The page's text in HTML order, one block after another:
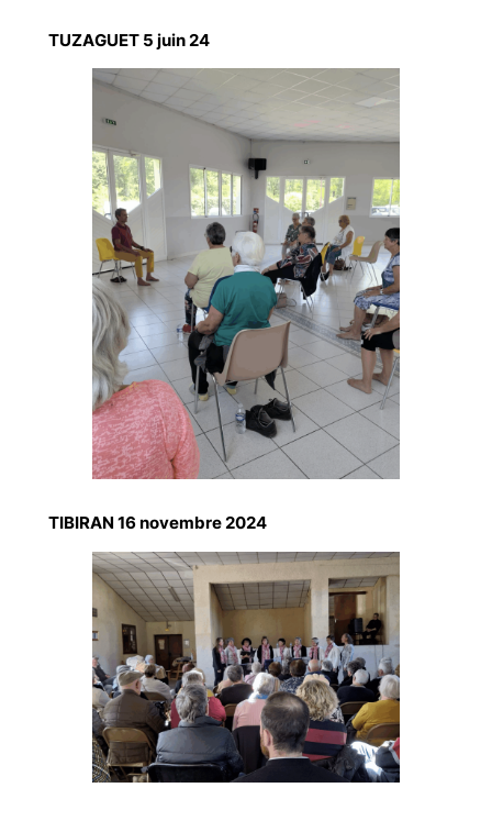
TUZAGUET 5 juin 24
TIBIRAN 16 novembre 2024